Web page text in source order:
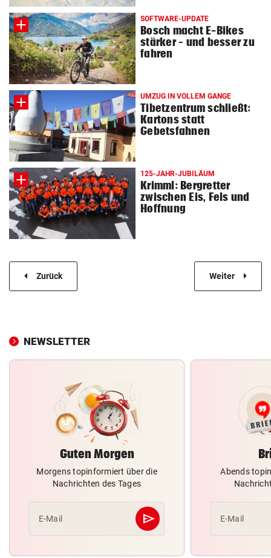
SOFTWARE-UPDATE
Bosch macht E-Bikes
stärker – und besser zu
fahren
UMZUG IN VOLLEM GANGE
Tibetzentrum schließt:
Kartons statt
Gebetsfahnen
125-JAHR-JUBILÄUM
Krimml: Bergretter
zwischen Eis, Fels und
Hoffnung
Zurück Weiter
NEWSLETTER
Guten Morgen
Morgens topinformiert über die
Nachrichten des Tages
E-Mail send
Abschicken
Abends
E-Mail